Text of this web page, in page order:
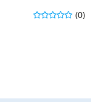
(0)